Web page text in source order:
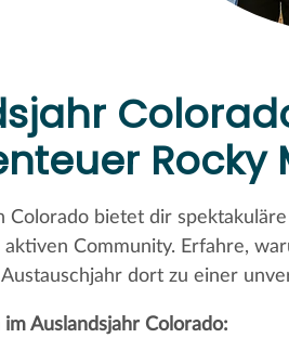
Rocky
Colorado bietet dir
Community. Erfahre,
dort zu einer
Auslandsjahr Colorado: